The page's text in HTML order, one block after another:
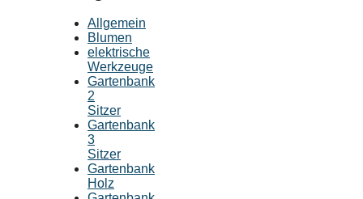
Allgemein
Blumen
elektrische
Werkzeuge
Gartenbank
2
Sitzer
Gartenbank
3
Sitzer
Gartenbank
Holz